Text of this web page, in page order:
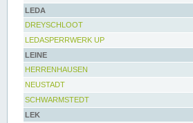
LEDA
DREYSCHLOOT
LEDASPERRWERK UP
LEINE
HERRENHAUSEN
NEUSTADT
SCHWARMSTEDT
LEK